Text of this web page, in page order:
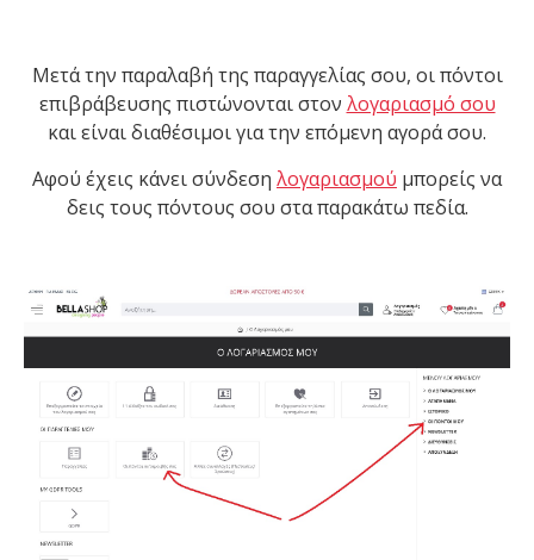
Μετά την παραλαβή της παραγγελίας σου, οι πόντοι
επιβράβευσης πιστώνονται στον λογαριασμό σου
και είναι διαθέσιμοι για την επόμενη αγορά σου.
Αφού έχεις κάνει σύνδεση λογαριασμού μπορείς να
δεις τους πόντους σου στα παρακάτω πεδία.